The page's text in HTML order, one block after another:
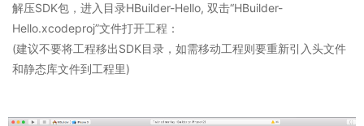
解压SDK包，进入目录HBuilder-Hello, 双击“HBuilder-
Hello.xcodeproj”文件打开工程：
(建议不要将工程移出SDK目录，如需移动工程则要重新引入头文件
和静态库文件到工程里)